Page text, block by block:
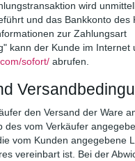
wird
und das Bankkonto des
zur Zahlungsart
kann der Kunde im Internet
/sofort/ abrufen.
den Versand der Ware
des vom Verkäufer
vom Kunden angegebene
vereinbart ist. Bei der